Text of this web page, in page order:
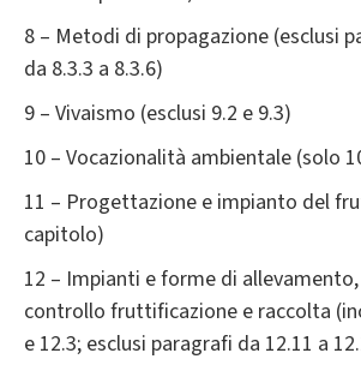
8 – Metodi di propagazione (esclusi
da 8.3.3 a 8.3.6)
9 – Vivaismo (esclusi 9.2 e 9.3)
10 – Vocazionalità ambientale (solo
11 – Progettazione e impianto del
capitolo)
12 – Impianti e forme di
controllo fruttificazione e raccolta
e 12.3; esclusi paragrafi da 12.11 a